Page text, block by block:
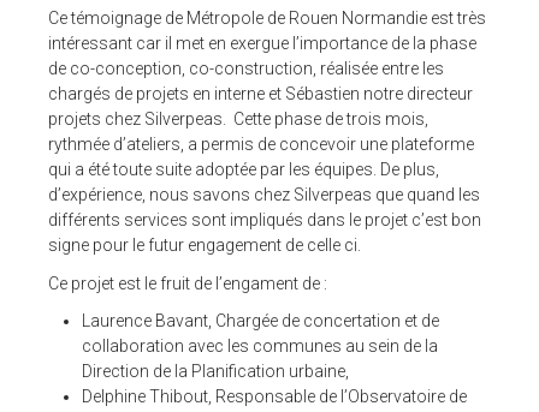
COMMUNAUTÉ OPEN SOURCE
+33 4 76 09 31 61
SUIVEZ-NOUS
REJOIGNEZ-NOUS
NOS VIDÉOS SUR
Ce témoignage de Métropole de Rouen Normandie est très
intéressant car il met en exergue l’importance de la phase
de co-conception, co-construction, réalisée entre les
chargés de projets en interne et Sébastien notre directeur
projets chez Silverpeas. Cette phase de trois mois,
rythmée d’ateliers, a permis de concevoir une plateforme
qui a été toute suite adoptée par les équipes. De plus,
d’expérience, nous savons chez Silverpeas que quand les
différents services sont impliqués dans le projet c’est bon
signe pour le futur engagement de celle ci.
Ce projet est le fruit de l’engament de :
Laurence Bavant, Chargée de concertation et de
collaboration avec les communes au sein de la
Direction de la Planification urbaine,
Delphine Thibout, Responsable de l’Observatoire de